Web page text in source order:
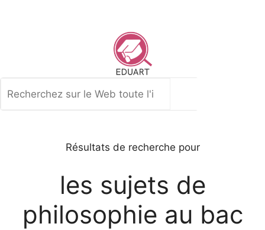
Résultats de recherche pour
les sujets de
philosophie au bac